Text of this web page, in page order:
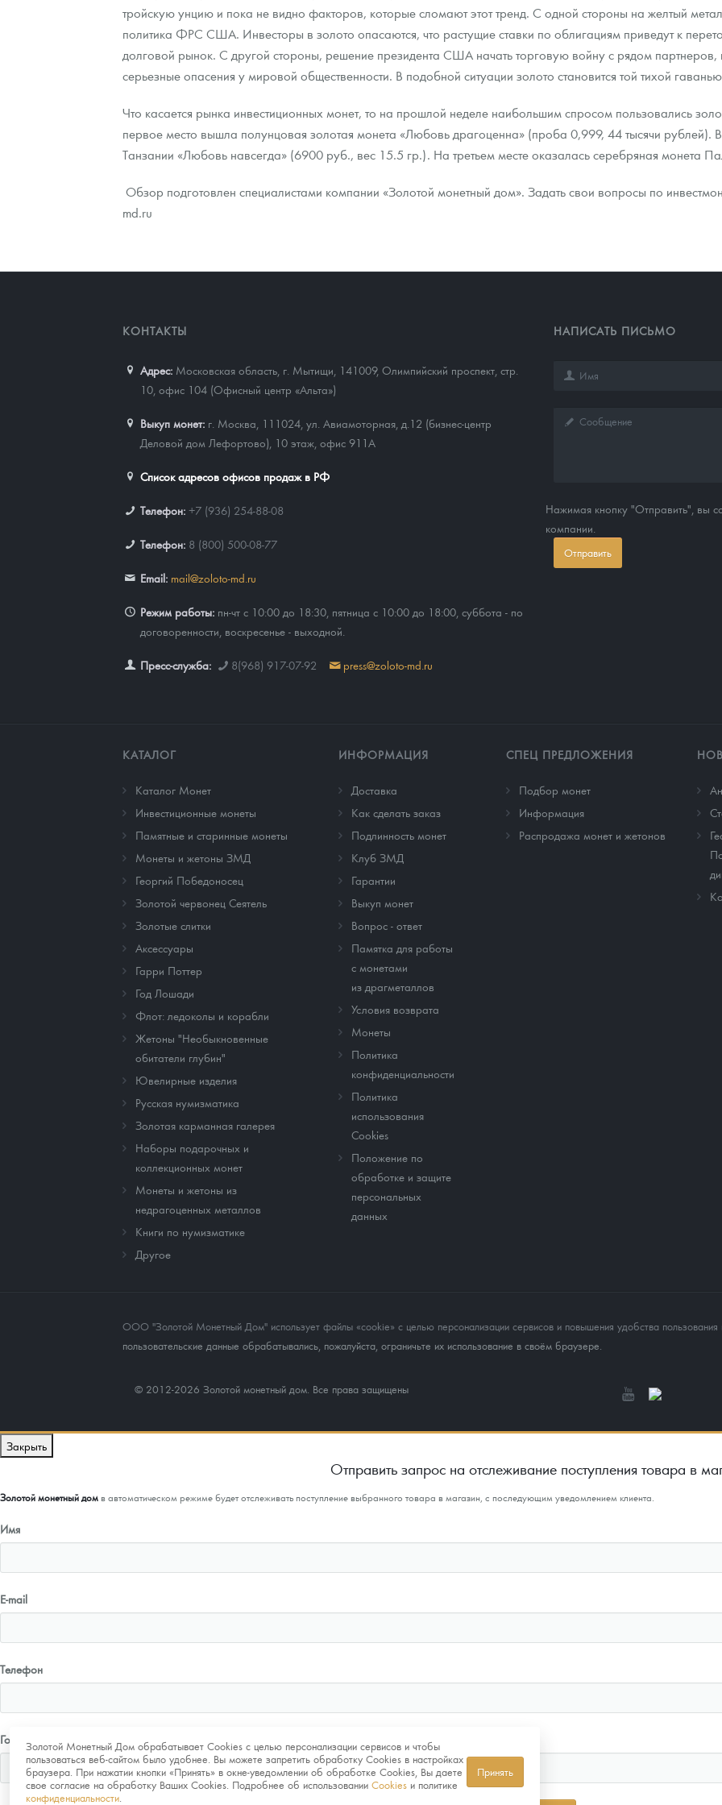
Золотой червонец Сеятель
Аксессуары
Гарри Поттер
Флот: ледоколы и корабли
Наборы подарочных и коллекционных монет
Монеты и жетоны из недрагоценных металлов
Выкуп монет
Памятка для работы с монетами из драгметаллов
Условия возврата
Политика конфиденциальности
Распродажа монет и жетонов
Итоги 2025 года. Прогноз курсов золота, серебра, платины на 2026 год
Cтатьи
Георгий Победоносец - динамика цен
Курс золота и серебра
Скупка слитков
Контакты
Наши преимущества
Письмо директору
тройскую унцию и пока не видно факторов, которые сломают этот тренд. С одной стороны на желтый
политика ФРС США. Инвесторы в золото опасаются, что растущие ставки по облигациям приведут к
долговой рынок. С другой стороны, решение президента США начать торговую войну с рядом
серьезные опасения у мировой общественности. В подобной ситуации золото становится той тихой
Что касается рынка инвестиционных монет, то на прошлой неделе наибольшим спросом пользовались
первое место вышла полунцовая золотая монета «Любовь драгоценна» (проба 0,999, 44 тысячи рублей).
Танзании «Любовь навсегда» (6900 руб., вес 15.5 гр.). На третьем месте оказалась серебряная монета
Обзор подготовлен специалистами компании «Золотой монетный дом». Задать свои вопросы по
md.ru
КОНТАКТЫ
Адрес: Московская область, г. Мытищи, 141009, Олимпийский проспект, стр.
10, офис 104 (Офисный центр «Альта»)
Выкуп монет: г. Москва, 111024, ул. Авиамоторная, д.12 (бизнес-центр
Деловой дом Лефортово), 10 этаж, офис 911А
Список адресов офисов продаж в РФ
Телефон: +7 (936) 254-88-08
Телефон: 8 (800) 500-08-77
Email: mail@zoloto-md.ru
Режим работы: пн-чт с 10:00 до 18:30, пятница с 10:00 до 18:00, суббота - по
договоренности, воскресенье - выходной.
Пресс-служба: 8(968) 917-07-92 press@zoloto-md.ru
НАПИСАТЬ ПИСЬМО
Нажимая кнопку "Отправить", вы
компании.
Отправить
КАТАЛОГ
Каталог Монет
Инвестиционные монеты
Памятные и старинные монеты
Монеты и жетоны ЗМД
Георгий Победоносец
Золотой червонец Сеятель
Золотые слитки
Аксессуары
Гарри Поттер
Год Лошади
Флот: ледоколы и корабли
Жетоны "Необыкновенные
обитатели глубин"
Ювелирные изделия
Русская нумизматика
Золотая карманная галерея
Наборы подарочных и
коллекционных монет
Монеты и жетоны из
недрагоценных металлов
Книги по нумизматике
Другое
ИНФОРМАЦИЯ
Доставка
Как сделать заказ
Подлинность монет
Клуб ЗМД
Гарантии
Выкуп монет
Вопрос - ответ
Памятка для работы
с монетами
из драгметаллов
Условия возврата
Монеты
Политика
конфиденциальности
Политика
использования
Cookies
Положение по
обработке и защите
персональных
данных
СПЕЦ ПРЕДЛОЖЕНИЯ
Подбор монет
Информация
Распродажа монет и жетонов
ООО "Золотой Монетный Дом" использует файлы «cookie» с целью персонализации сервисов и повышения удобства пользования
пользовательские данные обрабатывались, пожалуйста, ограничьте их использование в своём браузере.
© 2012-2026 Золотой монетный дом. Все права защищены
Золотой Монетный Дом обрабатывает Cookies с целью персонализации сервисов и чтобы
пользоваться веб-сайтом было удобнее. Вы можете запретить обработку Cookies в настройках
браузера. При нажатии кнопки «Принять» в окне-уведомлении об обработке Cookies, Вы даете
свое согласие на обработку Ваших Cookies. Подробнее об использовании Cookies и политике
конфиденциальности
Принять
Закрыть
Отправить запрос на отслеживание поступления товара в
Золотой монетный домв автоматическом режиме будет отслеживать поступление выбранного товара в магазин, с последующим уведомлением клиента.
Имя
E-mail
Телефон
Город